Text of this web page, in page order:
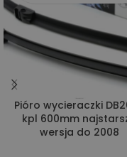
Pióro wycieraczki
kpl 600mm
wersja do 2008